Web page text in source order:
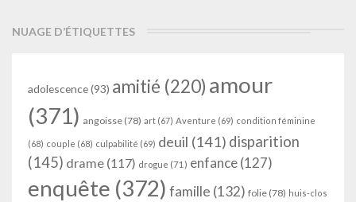
NUAGE D’ÉTIQUETTES
adolescence(93) amitié (220) amour
(371) angoisse (78) art (67) Aventure (69) condition féminine
(68) couple (68) culpabilité (69) deuil (141) disparition
(145) drame (117) drogue (71) enfance(127)
enquête (372) famille (132) folie (78) huis-clos